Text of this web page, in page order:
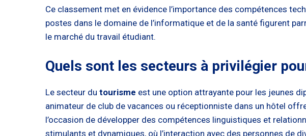
Ce classement met en évidence l’importance des compétences
postes dans le domaine de l’informatique et de la santé figurent
le marché du travail étudiant.
Quels sont les secteurs à privilégier
Le secteur du tourisme est une option attrayante pour les jeunes
animateur de club de vacances ou réceptionniste dans un hôtel
l’occasion de développer des compétences linguistiques et
stimulants et dynamiques, où l’interaction avec des personnes de